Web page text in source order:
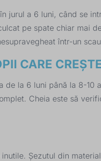
jurul a 6 luni, când se
pe spate chiar mai
într-un
CARE
la 6 luni până la 8-10
Cheia este să
Șezutul din